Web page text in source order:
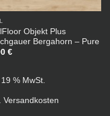
Objekt Plus
Bergahorn – Pure
€
% MwSt.
Versandkosten